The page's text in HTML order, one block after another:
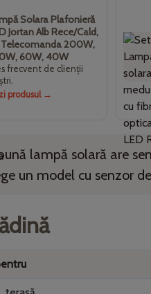
Solara Plafonieră
Jortan Alb Rece/Cald,
Telecomanda 200W,
60W, 40W
frecvent de clienții
produsul →
lampă solară are
un model cu senzor